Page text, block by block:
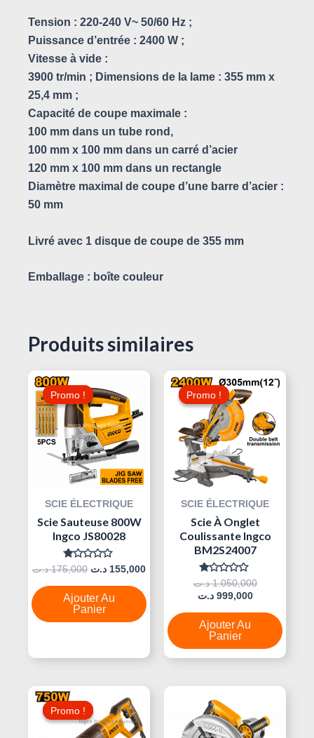
Tension : 220-240 V~ 50/60 Hz ;
Puissance d’entrée : 2400 W ;
Vitesse à vide :
3900 tr/min ; Dimensions de la lame : 355 mm x
25,4 mm ;
Capacité de coupe maximale :
100 mm dans un tube rond,
100 mm x 100 mm dans un carré d’acier
120 mm x 100 mm dans un rectangle
Diamètre maximal de coupe d’une barre d’acier :
50 mm
Livré avec 1 disque de coupe de 355 mm
Emballage : boîte couleur
Produits similaires
Promo !
Promo !
SCIE ÉLECTRIQUE
Scie Sauteuse 800W
Ingco JS80028
Note
Sur
5
175,000 د.ت
Prix
Initial
Était :
155,000 د.ت
Le
155,000 د.ت.
Ajouter Au
Panier
Promo !
Promo !
SCIE ÉLECTRIQUE
Scie À Onglet
Coulissante Ingco
BM2S24007
Note
Sur
1.050,000 د.ت
Le
Prix
Était :
999,000 د.ت
Le
Prix
Est :
Ajouter Au
Panier
Promo !
Promo !
Prix
Initial
Était :
Le